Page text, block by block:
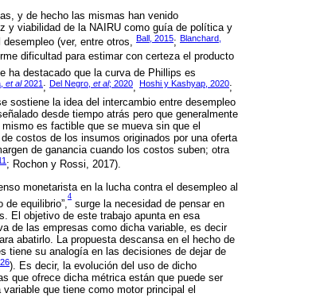
y de hecho las mismas han venido
y viabilidad de la NAIRU como guía de política y
(ver, entre otros,
Ball, 2015; Blanchard,
dificultad para estimar con certeza el producto
ha destacado que la curva de Phillips es
et al2021 ; Del Negro, et al; 2020, Hoshi y Kashyap, 2020;
sostiene la idea del intercambio entre desempleo
desde tiempo atrás pero que generalmente
es factible que se mueva sin que el
costos de los insumos originados por una oferta
de ganancia cuando los costos suben; otra
; Rochon y Rossi, 2017).
monetarista en la lucha contra el desempleo al
equilibrio”,
4
surge la necesidad de pensar en
El objetivo de este trabajo apunta en esa
de las empresas como dicha variable, es decir
abatirlo. La propuesta descansa en el hecho de
tiene su analogía en las decisiones de dejar de
). Es decir, la evolución del uso de dicho
que ofrece dicha métrica están que puede ser
que tiene como motor principal el